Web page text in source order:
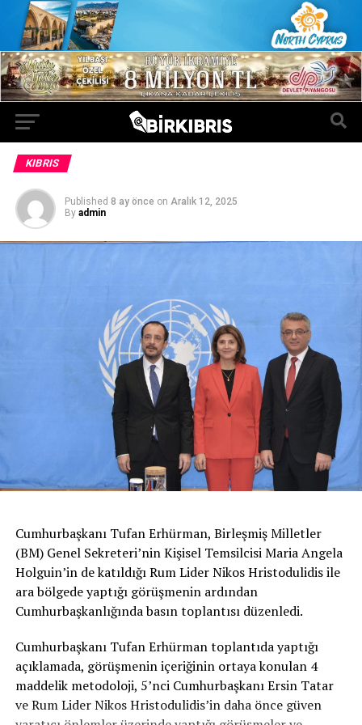
KIBRIS
Published 8 ay önce on Aralık 12, 2025
By admin
Cumhurbaşkanı Tufan Erhürman, Birleşmiş Milletler
(BM) Genel Sekreteri’nin Kişisel Temsilcisi Maria Angela
Holguin’in de katıldığı Rum Lider Nikos Hristodulidis ile
ara bölgede yaptığı görüşmenin ardından
Cumhurbaşkanlığında basın toplantısı düzenledi.
Cumhurbaşkanı Tufan Erhürman toplantıda yaptığı
açıklamada, görüşmenin içeriğinin ortaya konulan 4
maddelik metodoloji, 5’nci Cumhurbaşkanı Ersin Tatar
ve Rum Lider Nikos Hristodulidis’in daha önce güven